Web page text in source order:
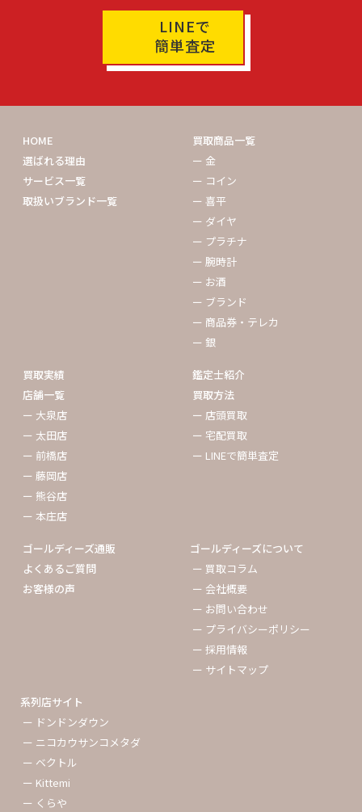
LINEで
簡単査定
HOME
選ばれる理由
サービス一覧
取扱いブランド一覧
買取商品一覧
ー 金
ー コイン
ー 喜平
ー ダイヤ
ー プラチナ
ー 腕時計
ー お酒
ー ブランド
ー 商品券・テレカ
ー 銀
買取実績
店舗一覧
ー 大泉店
ー 太田店
ー 前橋店
ー 藤岡店
ー 熊谷店
ー 本庄店
鑑定士紹介
買取方法
ー 店頭買取
ー 宅配買取
ー LINEで簡単査定
ゴールディーズ通販
よくあるご質問
お客様の声
ゴールディーズについて
ー 買取コラム
ー 会社概要
ー お問い合わせ
ー プライバシーポリシー
ー 採用情報
ー サイトマップ
系列店サイト
ー ドンドンダウン
ー ニコカウサンコメタダ
ー ベクトル
ー Kittemi
ー くらや